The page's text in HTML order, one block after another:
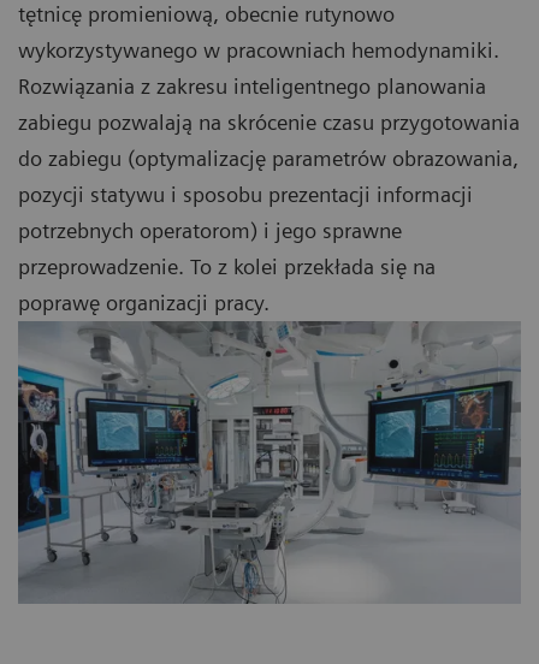
tętnicę promieniową, obecnie rutynowo
wykorzystywanego w pracowniach hemodynamiki.
Rozwiązania z zakresu inteligentnego planowania
zabiegu pozwalają na skrócenie czasu przygotowania
do zabiegu (optymalizację parametrów obrazowania,
pozycji statywu i sposobu prezentacji informacji
potrzebnych operatorom) i jego sprawne
przeprowadzenie. To z kolei przekłada się na
poprawę organizacji pracy.